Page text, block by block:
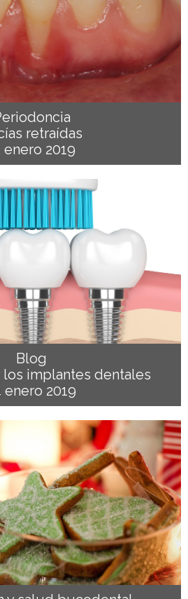
retraídas
enero 2019
Blog
implantes dentales
enero 2019